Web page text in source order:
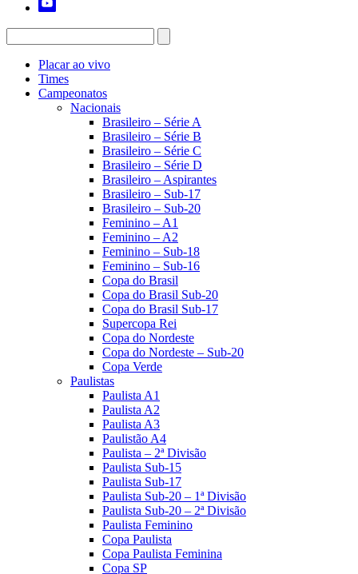
Placar ao vivo
Times
Campeonatos
Nacionais
Brasileiro – Série A
Brasileiro – Série B
Brasileiro – Série C
Brasileiro – Série D
Brasileiro – Aspirantes
Brasileiro – Sub-17
Brasileiro – Sub-20
Feminino – A1
Feminino – A2
Feminino – Sub-18
Feminino – Sub-16
Copa do Brasil
Copa do Brasil Sub-20
Copa do Brasil Sub-17
Supercopa Rei
Copa do Nordeste
Copa do Nordeste – Sub-20
Copa Verde
Paulistas
Paulista A1
Paulista A2
Paulista A3
Paulistão A4
Paulista – 2ª Divisão
Paulista Sub-15
Paulista Sub-17
Paulista Sub-20 – 1ª Divisão
Paulista Sub-20 – 2ª Divisão
Paulista Feminino
Copa Paulista
Copa Paulista Feminina
Copa SP